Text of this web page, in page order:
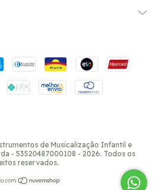
de Musicalização Infantil e
- 53520487000108 - 2026. Todos os
reservados.